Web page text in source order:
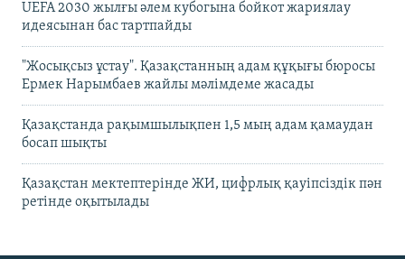
UEFA 2030 жылғы әлем кубогына бойкот жариялау
идеясынан бас тартпайды
"Жосықсыз ұстау". Қазақстанның адам құқығы бюросы
Ермек Нарымбаев жайлы мәлімдеме жасады
Қазақстанда рақымшылықпен 1,5 мың адам қамаудан
босап шықты
Қазақстан мектептерінде ЖИ, цифрлық қауіпсіздік пән
ретінде оқытылады